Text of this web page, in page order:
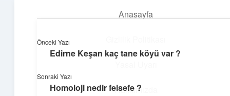
Anasayfa
Hakkımızda
Süper Bilgi Durağı
Önceki Yazı
Edirne Keşan kaç tane köyü var ?
Sonraki Yazı
Homoloji nedir felsefe ?